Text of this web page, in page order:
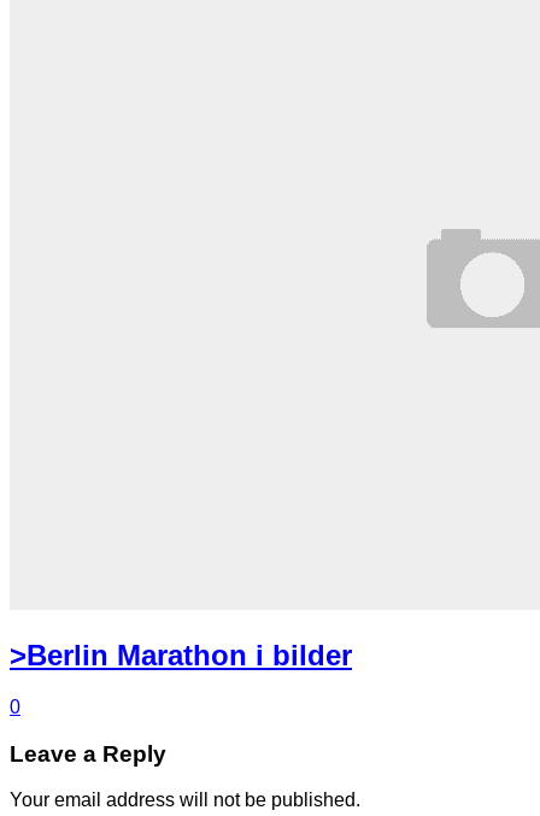
>Berlin Marathon i bilder
0
Leave a Reply
Your email address will not be published.